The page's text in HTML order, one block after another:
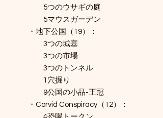
5つのウサギの庭
5マウスガーデン
・地下公国（19）：
3つの城塞
3つの市場
3つのトンネル
1穴掘り
9公国の小品-王冠
・Corvid Conspiracy（12）：